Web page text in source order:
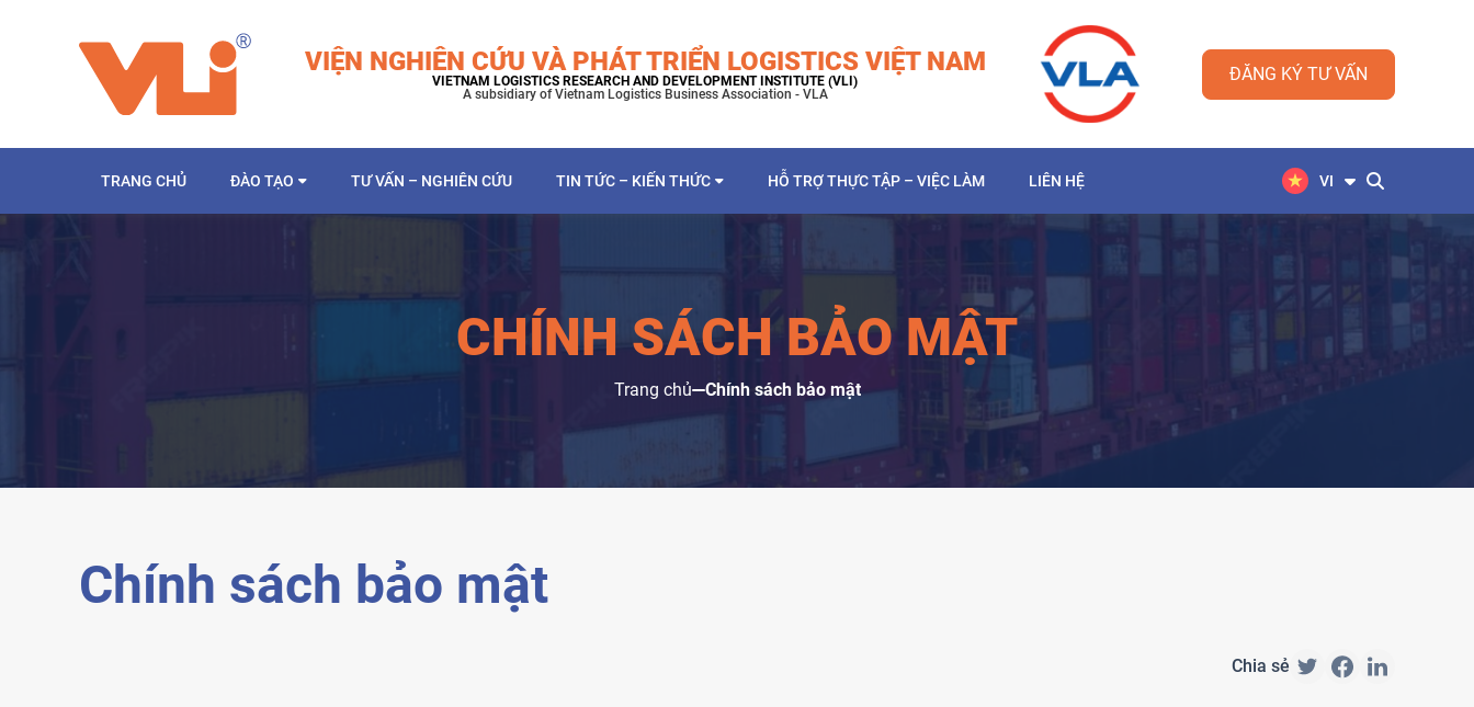
VIỆN NGHIÊN CỨU VÀ PHÁT TRIỂN LOGISTICS VIỆT NAM
VIETNAM LOGISTICS RESEARCH AND DEVELOPMENT INSTITUTE (VLI)
A subsidiary of Vietnam Logistics Business Association - VLA
ĐĂNG KÝ TƯ VẤN
TRANG CHỦ ĐÀO TẠO TƯ VẤN – NGHIÊN CỨU TIN TỨC – KIẾN THỨC HỖ TRỢ THỰC TẬP – VIỆC LÀM LIÊN HỆ VI
CHÍNH SÁCH BẢO MẬT
Trang chủ Chính sách bảo mật
Chính sách bảo mật
Chia sẻ